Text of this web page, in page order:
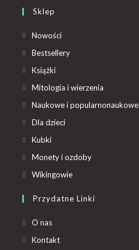
Sklep
Nowości
Bestsellery
Książki
Mitologia i wierzenia
Naukowe i popularnonaukowe
Dla dzieci
Kubki
Monety i ozdoby
Wikingowie
Przydatne Linki
O nas
Kontakt